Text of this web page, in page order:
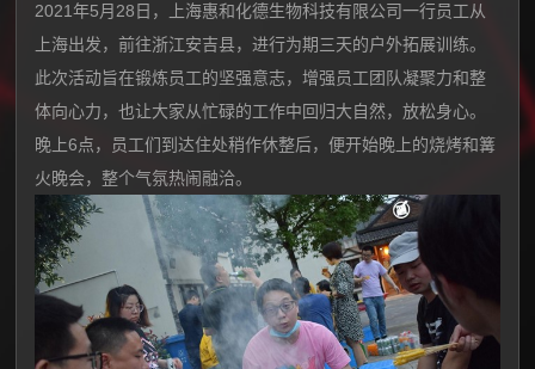
2021年5月28日，上海惠和化德生物科技有限公司一行员工从
上海出发，前往浙江安吉县，进行为期三天的户外拓展训练。
此次活动旨在锻炼员工的坚强意志，增强员工团队凝聚力和整
体向心力，也让大家从忙碌的工作中回归大自然，放松身心。
晚上6点，员工们到达住处稍作休整后，便开始晚上的烧烤和篝
火晚会，整个气氛热闹融洽。